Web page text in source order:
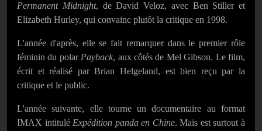
Permanent Midnight, de David Veloz, avec Ben Stiller et
Elizabeth Hurley, qui convainc plutôt la critique en 1998.
L'année d'après, elle se fait remarquer dans le premier rôle
féminin du polar Payback, aux côtés de Mel Gibson. Le film,
écrit et réalisé par Brian Helgeland, est bien reçu par la
critique et le public.
L'année suivante, elle tourne un documentaire au format
IMAX intitulé Expédition panda en Chine. Mais est surtout à